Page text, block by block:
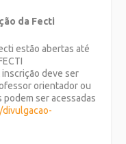
da Fecti
estão abertas até
inscrição deve ser
orientador ou
ser acessadas